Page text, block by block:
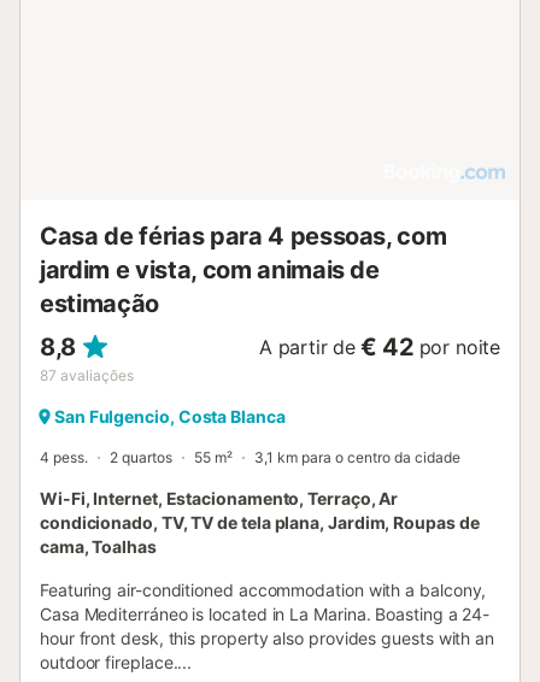
Casa de férias para 4 pessoas, com
jardim e vista, com animais de
estimação
8,8
87 avaliações
A partir de € 42 por noite
San Fulgencio, Costa Blanca
4 pess. 2 quartos 55 m² 3,1 km para o centro da cidade
Wi-Fi, Internet, Estacionamento, Terraço, Ar
condicionado, TV, TV de tela plana, Jardim, Roupas de
cama, Toalhas
Featuring air-conditioned accommodation with a balcony,
Casa Mediterráneo is located in La Marina. Boasting a 24-
hour front desk, this property also provides guests with an
outdoor fireplace....